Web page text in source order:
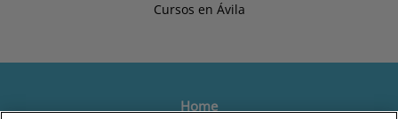
Cursos en Ávila
Home